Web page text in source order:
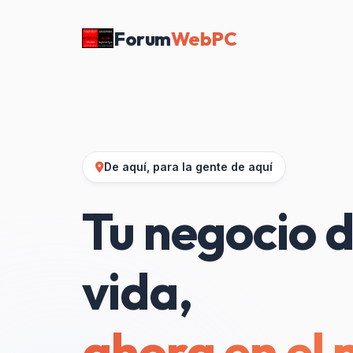
ForumWebPC
De aquí, para la gente de aquí
Tu negocio
vida,